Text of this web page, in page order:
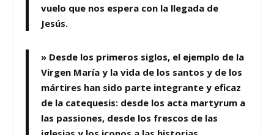
vuelo que nos espera con la llegada de
Jesús.
» Desde los primeros siglos, el ejemplo de la
Virgen María y la vida de los santos y de los
mártires han sido parte integrante y eficaz
de la catequesis: desde los acta martyrum a
las passiones, desde los frescos de las